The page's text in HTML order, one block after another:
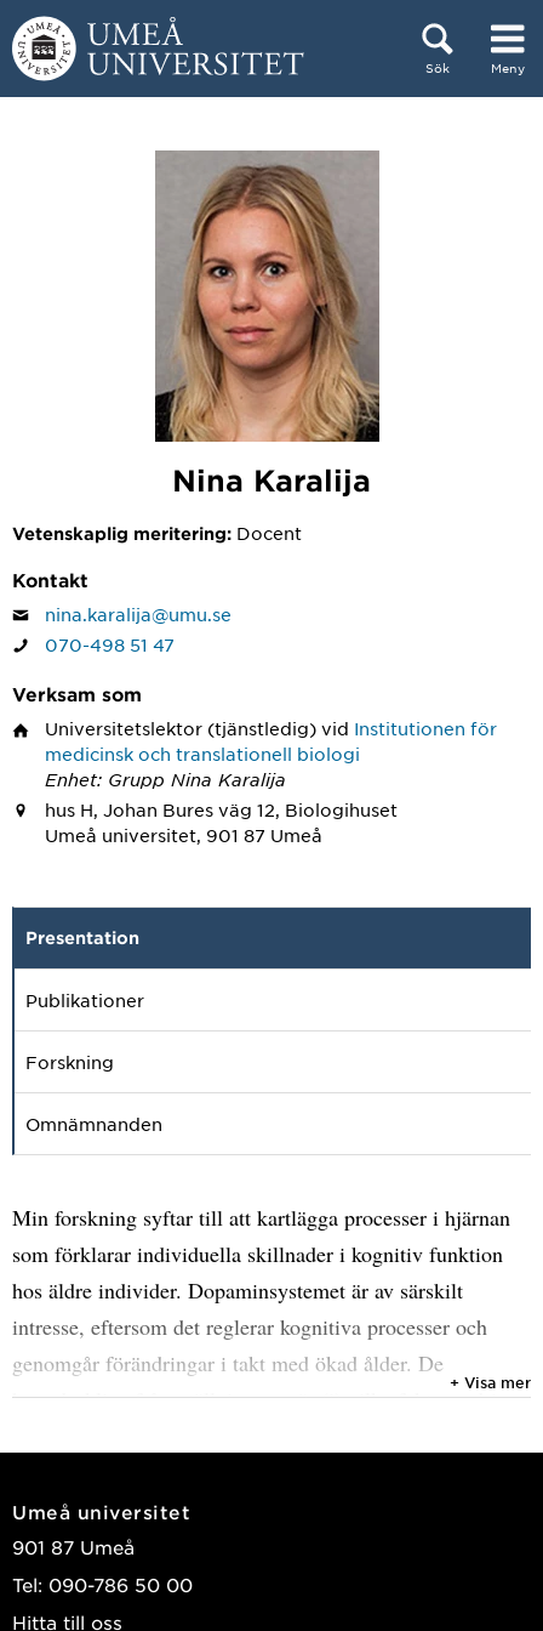
Hoppa direkt till innehållet
Sök Meny
Nina Karalija
Vetenskaplig meritering: Docent
Kontakt
nina.karalija@umu.se
070-498 51 47
Verksam som
Universitetslektor (tjänstledig) vid Institutionen för
medicinsk och translationell biologi
Enhet: Grupp Nina Karalija
hus H, Johan Bures väg 12, Biologihuset
Umeå universitet, 901 87 Umeå
Presentation
Publikationer
Forskning
Omnämnanden
Min forskning syftar till att kartlägga processer i hjärnan
som förklarar individuella skillnader i kognitiv funktion
hos äldre individer. Dopaminsystemet är av särskilt
intresse, eftersom det reglerar kognitiva processer och
genomgår förändringar i takt med ökad ålder. De
huvudsakliga frågeställningarna är (i) vilka faktorer driver
frågeställningar undersöks i huvudsak inom ”the
Cognition, Brain, and Aging (COBRA) study”. COBRA
drivs av forskare vid Umeå Universitet, Karolinska
Institutet, Göteborgs Universitet, samt Max Planck
+ Visa mer
Umeå universitet
901 87 Umeå
Tel: 090-786 50 00
Hitta till oss